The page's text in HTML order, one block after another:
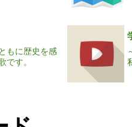
もに歴史を感
です。